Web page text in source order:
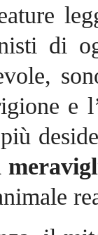
di
e